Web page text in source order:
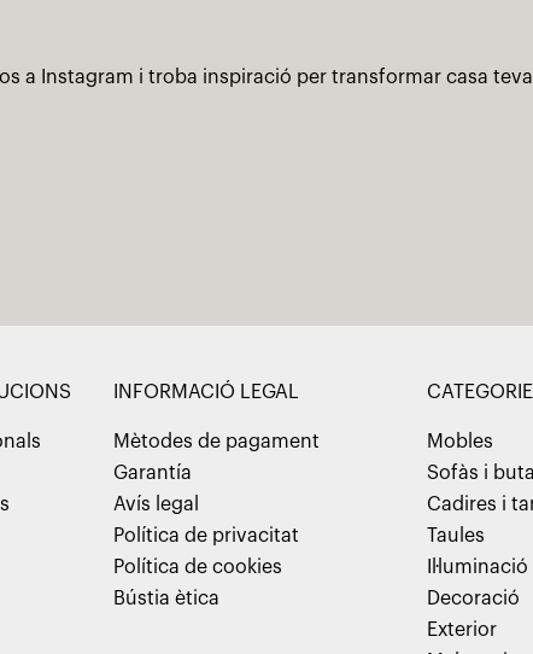
a Instagram i troba inspiració per transformar casa teva
INFORMACIÓ LEGAL
Mètodes de pagament
Garantía
Avís legal
Política de privacitat
Política de cookies
Bústia ètica
Mobles
Sofàs i
Cadires i
Taules
Il·luminació
Decoració
Exterior